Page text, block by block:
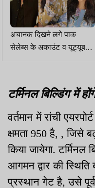
अचानक दिखने लगे पाक
सेलेब्स के अकाउंट व यूट्यूब
चैनल्स, भारत ने दोबारा लगाया
टर्मिनल बिल्डिंग में
वर्तमान में रांची
क्षमता 950 है, , जिसे
किया जायेगा. टर्मिनल
आगमन द्वार की स्थिति
प्रस्थान गेट है, उसे